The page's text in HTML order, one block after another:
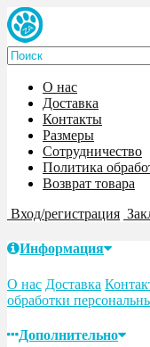
О нас
Доставка
Контакты
Размеры
Сотрудничество
Политика
Возврат товара
Вход/регистрация
Информация
О нас Доставка
обработки
Дополнительно